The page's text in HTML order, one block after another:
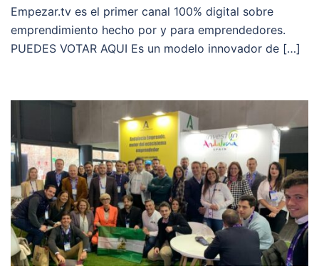
Empezar.tv es el primer canal 100% digital sobre
emprendimiento hecho por y para emprendedores.
PUEDES VOTAR AQUI Es un modelo innovador de […]